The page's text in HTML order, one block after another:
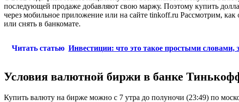
последующей продаже добавляют свою маржу. Поэтому купить
через мобильное приложение или на сайте tinkoff.ru Рассмотрим, как
или снять в банкомате.
Читать статью Инвестиции: что это такое простыми словами,
Условия валютной биржи в банке
Купить валюту на бирже можно с 7 утра до полуночи (23:49) по